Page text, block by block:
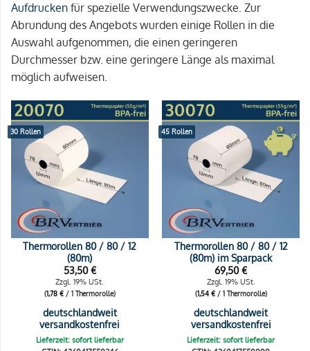
Aufdrucken für spezielle Verwendungszwecke. Zur
Abrundung des Angebots wurden einige Rollen in die
Auswahl aufgenommen, die einen geringeren
Durchmesser bzw. eine geringere Länge als maximal
möglich aufweisen.
30 Rollen
Thermorollen 80 / 80 / 12
(80m)
53,50€
Zzgl. 19% USt.
(1,78 €/ 1 Thermorolle)
deutschlandweit
versandkostenfrei
Lieferzeit: sofort lieferbar
45 Rollen
Thermorollen 80 / 80 / 12
(80m) im Sparpack
69,50€
Zzgl. 19% USt.
(1,54 €/ 1 Thermorolle)
deutschlandweit
versandkostenfrei
Lieferzeit: sofort lieferbar